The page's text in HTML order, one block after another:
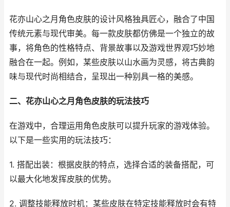
花亦山心之月角色皮肤的设计风格独具匠心，融合了中国
传统元素与现代审美。每一款皮肤都仿佛是一个独立的故
事，将角色的性格特点、背景故事以及游戏世界观巧妙地
融合在一起。例如，某些皮肤以山水画为灵感，将古典韵
味与现代时尚相结合，呈现出一种别具一格的美感。
二、花亦山心之月角色皮肤的玩法技巧
在游戏中，合理运用角色皮肤可以提升玩家的游戏体验。
以下是一些实用的玩法技巧：
1. 搭配出装：根据皮肤的特点，选择合适的装备搭配，可
以最大化地发挥皮肤的优势。
2. 调整技能释放时机：某些皮肤在特定技能释放时会有特